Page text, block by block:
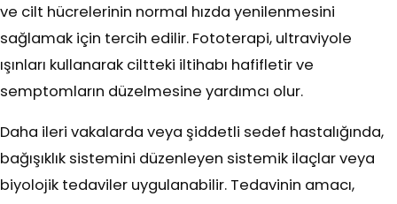
ve cilt hücrelerinin normal hızda yenilenmesini
sağlamak için tercih edilir. Fototerapi, ultraviyole
ışınları kullanarak ciltteki iltihabı hafifletir ve
semptomların düzelmesine yardımcı olur.
Daha ileri vakalarda veya şiddetli sedef hastalığında,
bağışıklık sistemini düzenleyen sistemik ilaçlar veya
biyolojik tedaviler uygulanabilir. Tedavinin amacı,